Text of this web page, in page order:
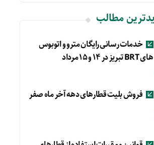
مطالب
خدمات رسانی رایگان مترو و اتوبوس
های BRT تبریز در ۱۴ و ۱۵ مرداد
فروش بلیت قطارهای دهه آخر ماه صفر